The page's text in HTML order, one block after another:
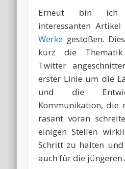
Erneut bin ich
interessanten
Werke gestoßen.
kurz die
Twitter
erster Linie um die
und die
Kommunikation, die
rasant voran
einigen Stellen
Schritt zu halten
auch für die jüngeren